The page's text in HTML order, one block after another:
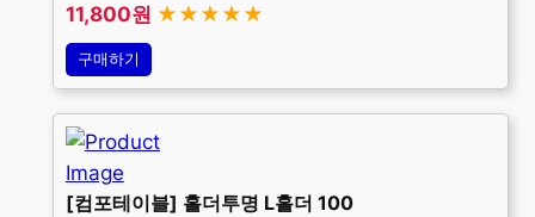
11,800원 ★★★★★
구매하기
[컴포테이블] 홀더투명 L홀더 100